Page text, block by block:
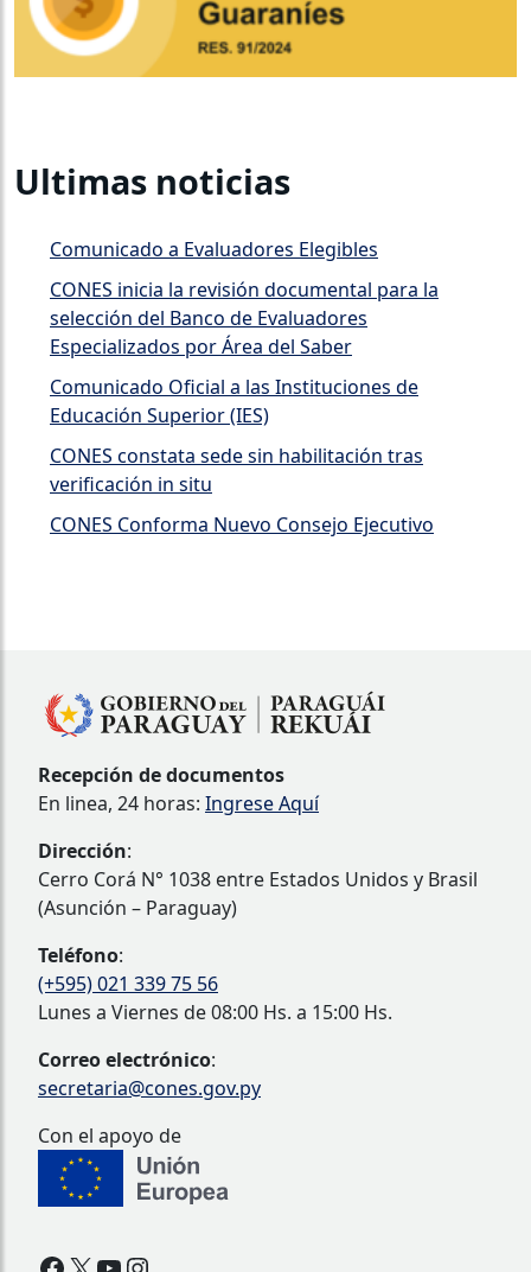
Ultimas noticias
Comunicado a Evaluadores Elegibles
CONES inicia la revisión documental para la
selección del Banco de Evaluadores
Especializados por Área del Saber
Comunicado Oficial a las Instituciones de
Educación Superior (IES)
CONES constata sede sin habilitación tras
verificación in situ
CONES Conforma Nuevo Consejo Ejecutivo
Recepción de documentos
En linea, 24 horas: Ingrese Aquí
Dirección:
Cerro Corá N° 1038 entre Estados Unidos y Brasil
(Asunción – Paraguay)
Teléfono:
(+595) 021 339 75 56
Lunes a Viernes de 08:00 Hs. a 15:00 Hs.
Correo electrónico:
secretaria@cones.gov.py
Con el apoyo de